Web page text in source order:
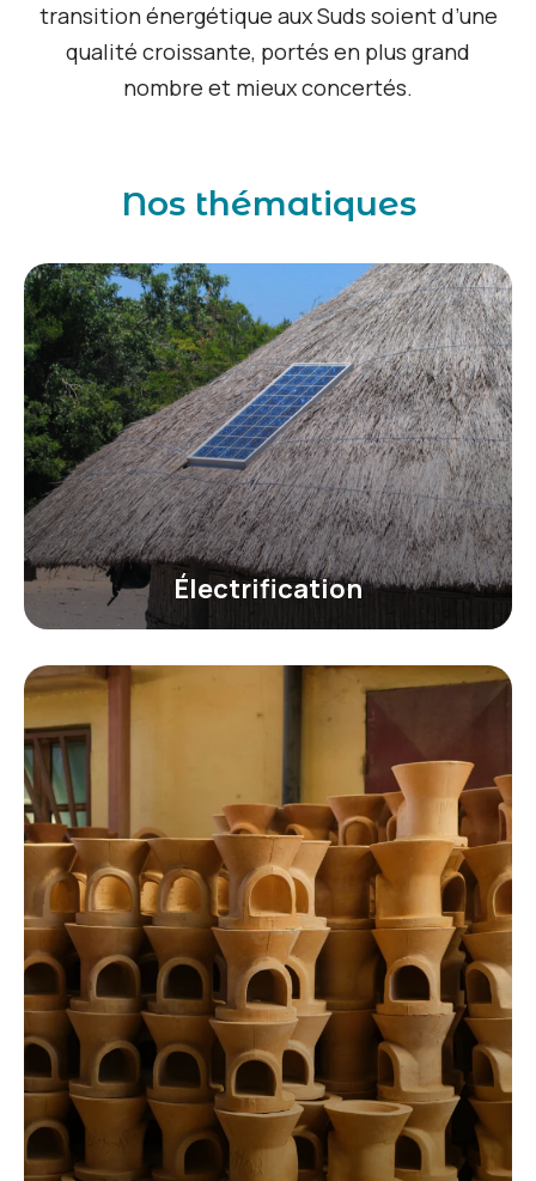
transition énergétique aux Suds soient d’une
qualité croissante, portés en plus grand
nombre et mieux concertés.
Nos thématiques
Électrification